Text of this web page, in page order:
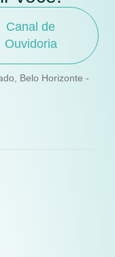
Canal de
Ouvidoria
Belo Horizonte -